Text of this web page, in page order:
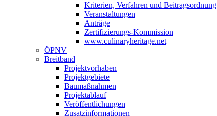
Kriterien, Verfahren und Beitragsordnung
Veranstaltungen
Anträge
Zertifizierungs-Kommission
www.culinaryheritage.net
ÖPNV
Breitband
Projektvorhaben
Projektgebiete
Baumaßnahmen
Projektablauf
Veröffentlichungen
Zusatzinformationen